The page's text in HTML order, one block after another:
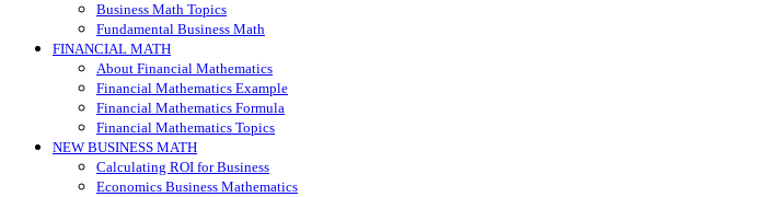
Business Math Topics
Fundamental Business Math
FINANCIAL MATH
About Financial Mathematics
Financial Mathematics Example
Financial Mathematics Formula
Financial Mathematics Topics
NEW BUSINESS MATH
Calculating ROI for Business
Economics Business Mathematics